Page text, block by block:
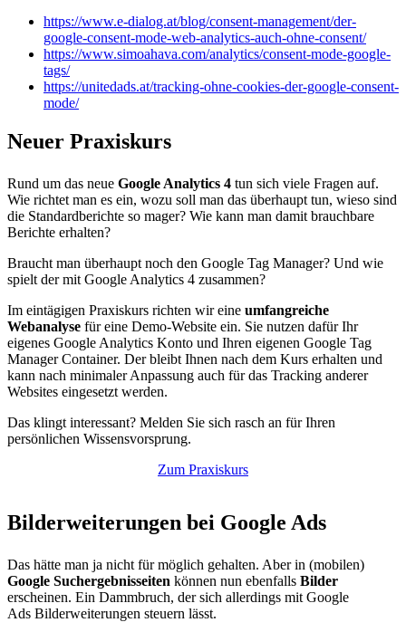
https://www.e-dialog.at/blog/consent-management/der-
google-consent-mode-web-analytics-auch-ohne-consent/
https://www.simoahava.com/analytics/consent-mode-google-
tags/
https://unitedads.at/tracking-ohne-cookies-der-google-consent-
mode/
Neuer Praxiskurs
Rund um das neue Google Analytics 4 tun sich viele Fragen auf.
Wie richtet man es ein, wozu soll man das überhaupt tun, wieso sind
die Standardberichte so mager? Wie kann man damit brauchbare
Berichte erhalten?
Braucht man überhaupt noch den Google Tag Manager? Und wie
spielt der mit Google Analytics 4 zusammen?
Im eintägigen Praxiskurs richten wir eine umfangreiche
Webanalyse für eine Demo-Website ein. Sie nutzen dafür Ihr
eigenes Google Analytics Konto und Ihren eigenen Google Tag
Manager Container. Der bleibt Ihnen nach dem Kurs erhalten und
kann nach minimaler Anpassung auch für das Tracking anderer
Websites eingesetzt werden.
Das klingt interessant? Melden Sie sich rasch an für Ihren
persönlichen Wissensvorsprung.
Zum Praxiskurs
Bilderweiterungen bei Google Ads
Das hätte man ja nicht für möglich gehalten. Aber in (mobilen)
Google Suchergebnisseiten können nun ebenfalls Bilder
erscheinen. Ein Dammbruch, der sich allerdings mit Google
Ads Bilderweiterungen steuern lässt.